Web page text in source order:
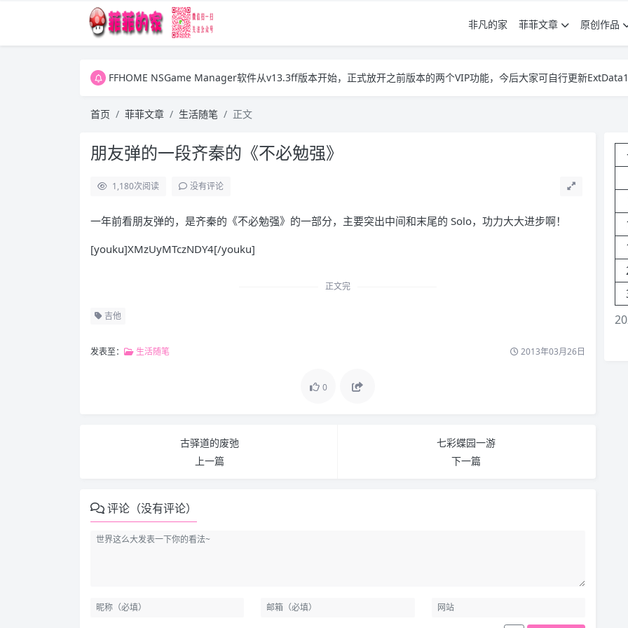
非凡的家 菲菲文章 原创作品
FFHOME NSGame Manager软件从v13.3ff版本开始，正式放开之前版本的两个VIP功能，今后大家可自行更新ExtData1.dat数据
FFHOME NSGame Manager软件从v13.3ff版本开始，正式放开之前版本的两个VIP功能，今后大家可自行更新ExtData1.dat数据
首页 菲菲文章 生活随笔 正文
朋友弹的一段齐秦的《不必勉强》
1,180次阅读 没有评论
一年前看朋友弹的，是齐秦的《不必勉强》的一部分，主要突出中间和末尾的 Solo，功力大大进步啊！
[youku]XMzUyMTczNDY4[/youku]
正文完
吉他
发表至： 生活随笔 2013年03月26日
0
古驿道的废弛
上一篇
七彩蝶园一游
下一篇
评论（没有评论）